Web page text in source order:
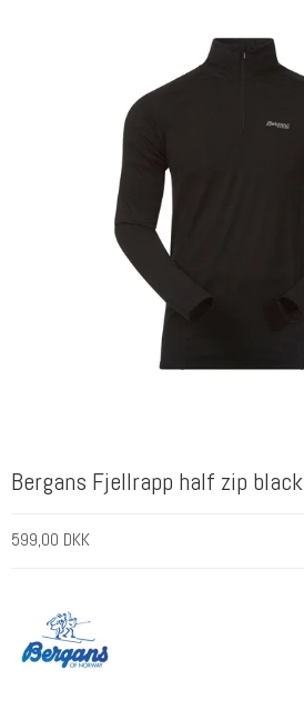
Bergans Fjellrapp half zip black
599,00 DKK